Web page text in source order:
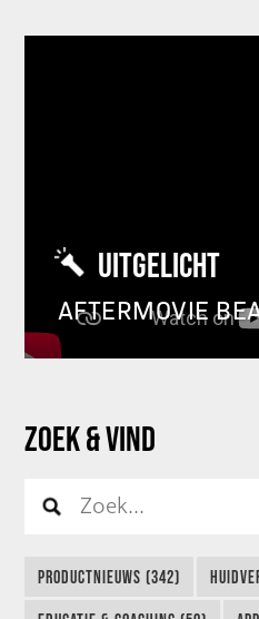
UITGELICHT
AFTERMOVIE
ZOEK & VIND
PRODUCTNIEUWS (342)